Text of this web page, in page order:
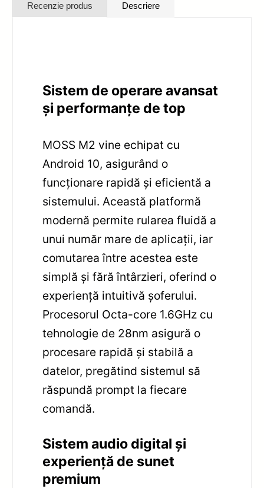
Recenzie produs Descriere
Sistem de operare avansat
și performanțe de top
MOSS M2 vine echipat cu
Android 10, asigurând o
funcționare rapidă și eficientă a
sistemului. Această platformă
modernă permite rularea fluidă a
unui număr mare de aplicații, iar
comutarea între acestea este
simplă și fără întârzieri, oferind o
experiență intuitivă șoferului.
Procesorul Octa-core 1.6GHz cu
tehnologie de 28nm asigură o
procesare rapidă și stabilă a
datelor, pregătind sistemul să
răspundă prompt la fiecare
comandă.
Sistem audio digital și
experiență de sunet
premium